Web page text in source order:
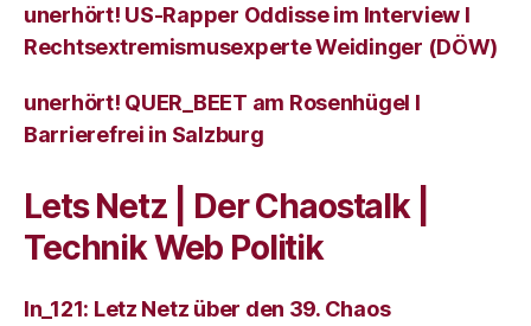
unerhört! US-Rapper Oddisse im Interview I
Rechtsextremismusexperte Weidinger (DÖW)
unerhört! QUER_BEET am Rosenhügel I
Barrierefrei in Salzburg
Lets Netz | Der Chaostalk |
Technik Web Politik
ln_121: Letz Netz über den 39. Chaos